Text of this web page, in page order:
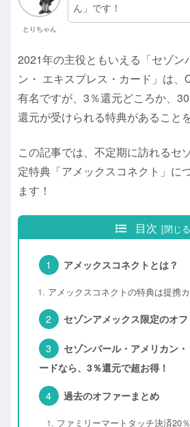
とりちゃん
ん」です！
2021年の主役ともいえる「セゾン
ン・ エキスプレス・カード」は
有名ですが、3％還元どころか、
還元が受けられる特典があること
この記事では、不定期に訪れるセ
定特典「アメックスコネクト」に
ます！
目次
アメックスコネクトとは？
アメックスコネクトの特典は提携
セゾンアメックス限定のオフ
セゾンパール・アメリカン
ードなら、3％還元で超お得！
過去のオファーまとめ
ファミリーマートタッチ決済20